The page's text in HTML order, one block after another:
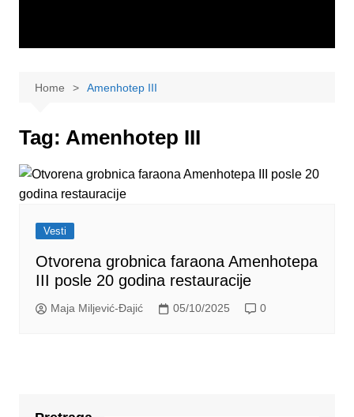
Home Amenhotep III
Tag: Amenhotep III
Vesti
Otvorena grobnica faraona Amenhotepa
III posle 20 godina restauracije
Maja Miljević-Đajić 05/10/2025 0